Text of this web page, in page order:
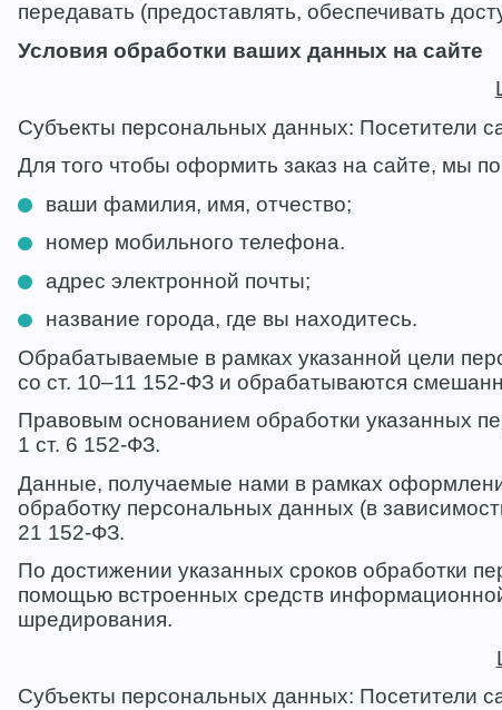
передавать (предоставлять, обеспечивать
Условия обработки ваших данных на сайте
Субъекты персональных данных: Посетители
Для того чтобы оформить заказ на сайте, мы
ваши фамилия, имя, отчество;
номер мобильного телефона.
адрес электронной почты;
название города, где вы находитесь.
Обрабатываемые в рамках указанной цели
со ст. 10–11 152-ФЗ и обрабатываются
Правовым основанием обработки указанных
1 ст. 6 152-ФЗ.
Данные, получаемые нами в рамках
обработку персональных данных (в
21 152-ФЗ.
По достижении указанных сроков обработки
помощью встроенных средств
шредирования.
Субъекты персональных данных: Посетители